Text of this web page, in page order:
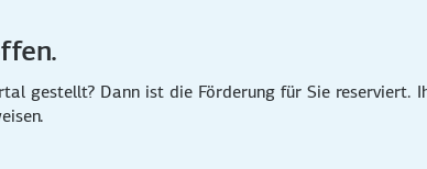
gestellt? Dann ist die Förderung für Sie reserviert.